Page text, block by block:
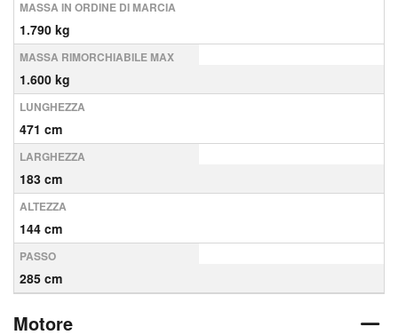
MASSA IN ORDINE DI MARCIA
1.790 kg
MASSA RIMORCHIABILE MAX
1.600 kg
LUNGHEZZA
471 cm
LARGHEZZA
183 cm
ALTEZZA
144 cm
PASSO
285 cm
Motore